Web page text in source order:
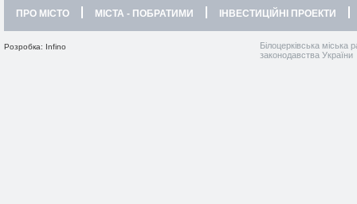
ПРО МІСТО МІСТА - ПОБРАТИМИ ІНВЕСТИЦІЙНІ ПРОЕКТИ
Розробка: Infino
Білоцерківська міська
законодавства України